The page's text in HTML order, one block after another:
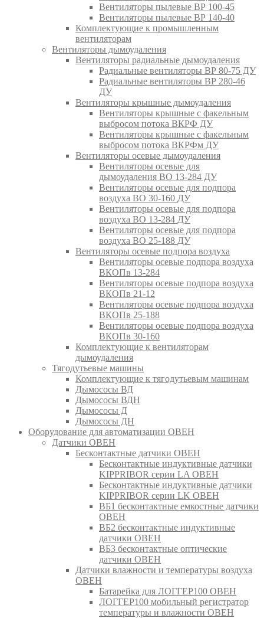
Вентиляторы пылевые ВР 100-45
Вентиляторы пылевые ВР 140-40
Комплектующие к промышленным
вентиляторам
Вентиляторы дымоудаления
Вентиляторы радиальные дымоудаления
Радиальные вентиляторы ВР 80-75 ДУ
Радиальные вентиляторы ВР 280-46
ДУ
Вентиляторы крышные дымоудаления
Вентиляторы крышные с факельным
выбросом потока ВКРФ ДУ
Вентиляторы крышные с факельным
выбросом потока ВКРФм ДУ
Вентиляторы осевые дымоудаления
Вентиляторы осевые для
дымоудаления ВО 13-284 ДУ
Вентиляторы осевые для подпора
воздуха ВО 30-160 ДУ
Вентиляторы осевые для подпора
воздуха ВО 13-284 ДУ
Вентиляторы осевые для подпора
воздуха ВО 25-188 ДУ
Вентиляторы осевые подпора воздуха
Вентиляторы осевые подпора воздуха
ВКОПв 13-284
Вентиляторы осевые подпора воздуха
ВКОПв 21-12
Вентиляторы осевые подпора воздуха
ВКОПв 25-188
Вентиляторы осевые подпора воздуха
ВКОПв 30-160
Комплектующие к вентиляторам
дымоудаления
Тягодутьевые машины
Комплектующие к тягодутьевым машинам
Дымососы ВД
Дымососы ВДН
Дымососы Д
Дымососы ДН
Оборудование для автоматизации ОВЕН
Датчики ОВЕН
Бесконтактные датчики ОВЕН
Бесконтактные индуктивные датчики
KIPPRIBOR серии LA ОВЕН
Бесконтактные индуктивные датчики
KIPPRIBOR серии LK ОВЕН
ВБ1 бесконтактные емкостные датчики
ОВЕН
ВБ2 бесконтактные индуктивные
датчики ОВЕН
ВБ3 бесконтактные оптические
датчики ОВЕН
Датчики влажности и температуры воздуха
ОВЕН
Батарейка для ЛОГГЕР100 ОВЕН
ЛОГГЕР100 мобильный регистратор
температуры и влажности ОВЕН